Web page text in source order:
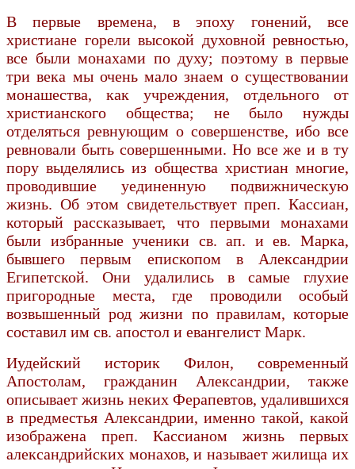
В первые времена, в эпоху гонений, все
христиане горели высокой духовной ревностью,
все были монахами по духу; поэтому в первые
три века мы очень мало знаем о существовании
монашества, как учреждения, отдельного от
христианского общества; не было нужды
отделяться ревнующим о совершенстве, ибо все
ревновали быть совершенными. Но все же и в ту
пору выделялись из общества христиан многие,
проводившие уединенную подвижническую
жизнь. Об этом свидетельствует преп. Кассиан,
который рассказывает, что первыми монахами
были избранные ученики св. ап. и ев. Марка,
бывшего первым епископом в Александрии
Египетской. Они удалились в самые глухие
пригородные места, где проводили особый
возвышенный род жизни по правилам, которые
составил им св. апостол и евангелист Марк.
Иудейский историк Филон, современный
Апостолам, гражданин Александрии, также
описывает жизнь неких Ферапевтов, удалившихся
в предместья Александрии, именно такой, какой
изображена преп. Кассианом жизнь первых
александрийских монахов, и называет жилища их